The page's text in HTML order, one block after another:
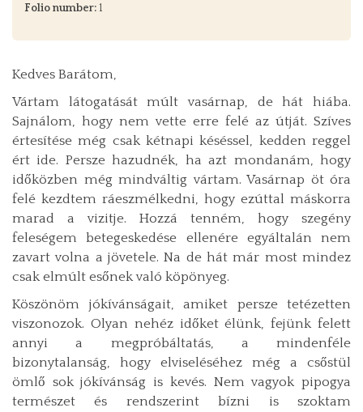
Folio number:1
Kedves Barátom,
Vártam látogatását múlt vasárnap, de hát hiába.
Sajnálom, hogy nem vette erre felé az útját. Szíves
értesítése még csak kétnapi késéssel, kedden reggel
ért ide. Persze hazudnék, ha azt mondanám, hogy
időközben még mindváltig vártam. Vasárnap öt óra
felé kezdtem ráeszmélkedni, hogy ezúttal máskorra
marad a vizitje. Hozzá tenném, hogy szegény
feleségem betegeskedése ellenére egyáltalán nem
zavart volna a jövetele. Na de hát már most mindez
csak elmúlt esőnek való köpönyeg.
Köszönöm jókívánságait, amiket persze tetézetten
viszonozok. Olyan nehéz időket élünk, fejünk felett
annyi a megpróbáltatás, a mindenféle
bizonytalanság, hogy elviseléséhez még a csőstül
ömlő sok jókívánság is kevés. Nem vagyok pipogya
természet és rendszerint bízni is szoktam